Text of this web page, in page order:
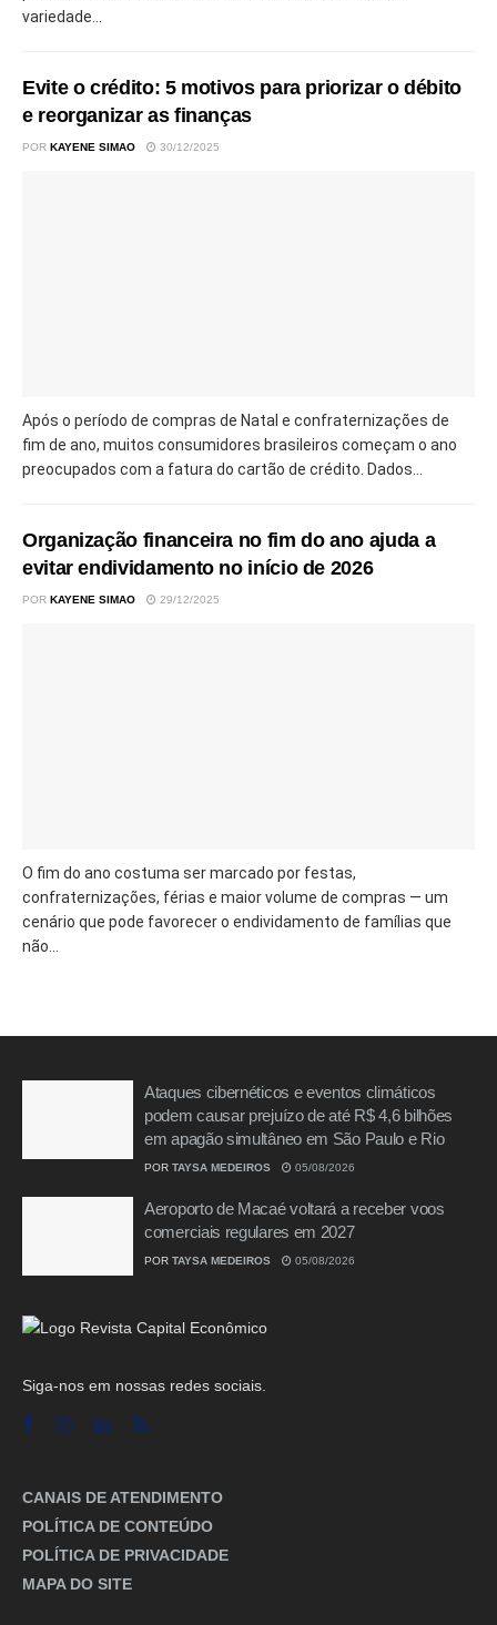
variedade...
Evite o crédito: 5 motivos para priorizar o débito
e reorganizar as finanças
POR KAYENE SIMAO 30/12/2025
Após o período de compras de Natal e confraternizações de
fim de ano, muitos consumidores brasileiros começam o ano
preocupados com a fatura do cartão de crédito. Dados...
Organização financeira no fim do ano ajuda a
evitar endividamento no início de 2026
POR KAYENE SIMAO 29/12/2025
O fim do ano costuma ser marcado por festas,
confraternizações, férias e maior volume de compras — um
cenário que pode favorecer o endividamento de famílias que
não...
Ataques cibernéticos e eventos climáticos
podem causar prejuízo de até R$ 4,6 bilhões
em apagão simultâneo em São Paulo e Rio
POR TAYSA MEDEIROS 05/08/2026
Aeroporto de Macaé voltará a receber voos
comerciais regulares em 2027
POR TAYSA MEDEIROS 05/08/2026
Siga-nos em nossas redes sociais.
CANAIS DE ATENDIMENTO
POLÍTICA DE CONTEÚDO
POLÍTICA DE PRIVACIDADE
MAPA DO SITE